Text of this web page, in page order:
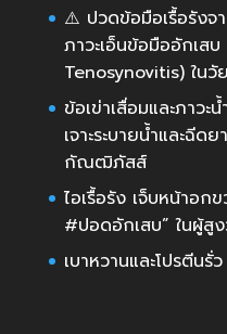
⚠️ ปวดข้อมือเรื้อรังจ
ภาวะเอ็นข้อมืออักเส
Tenosynovitis) ในวั
ข้อเข่าเสื่อมและภาว
เจาะระบายน้ำและฉี
กัณฒิภัสส์
ไอเรื้อรัง เจ็บหน้าอ
#ปอดอักเสบ” ในผู้สู
เบาหวานและโปรตีนรั่ว